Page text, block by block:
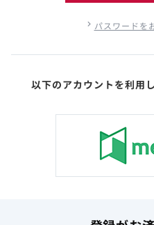
パスワードを
以下のアカウントを利用